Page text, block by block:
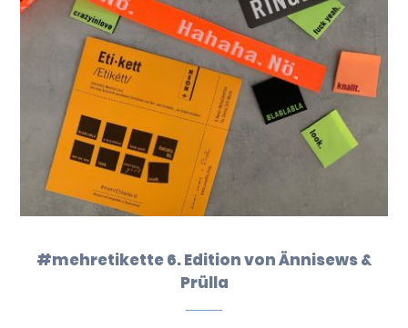
#mehretikette 6. Edition von Ännisews &
Prülla